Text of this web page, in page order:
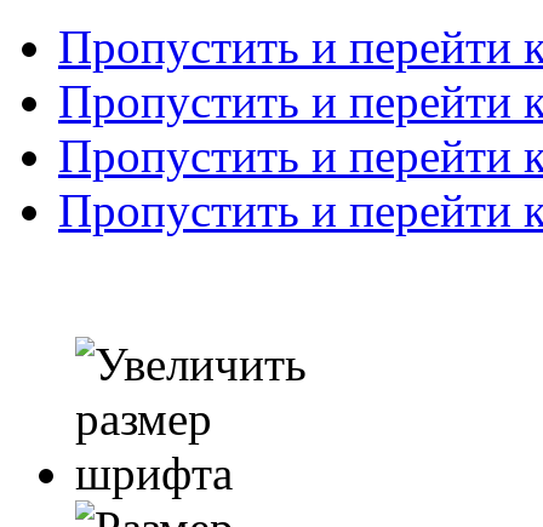
Пропустить и перейти
Пропустить и перейти
Пропустить и перейти
Пропустить и перейти